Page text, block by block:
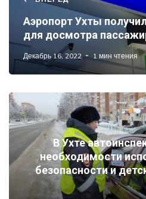
Аэропорт Ухты
для досмотра
Декабрь 16, 2022 1 мин чтения
В Ухте
необходимости
безопасности и